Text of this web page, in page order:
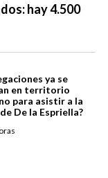
hay 4.500
ya se
en territorio
para asistir a la
De la Espriella?